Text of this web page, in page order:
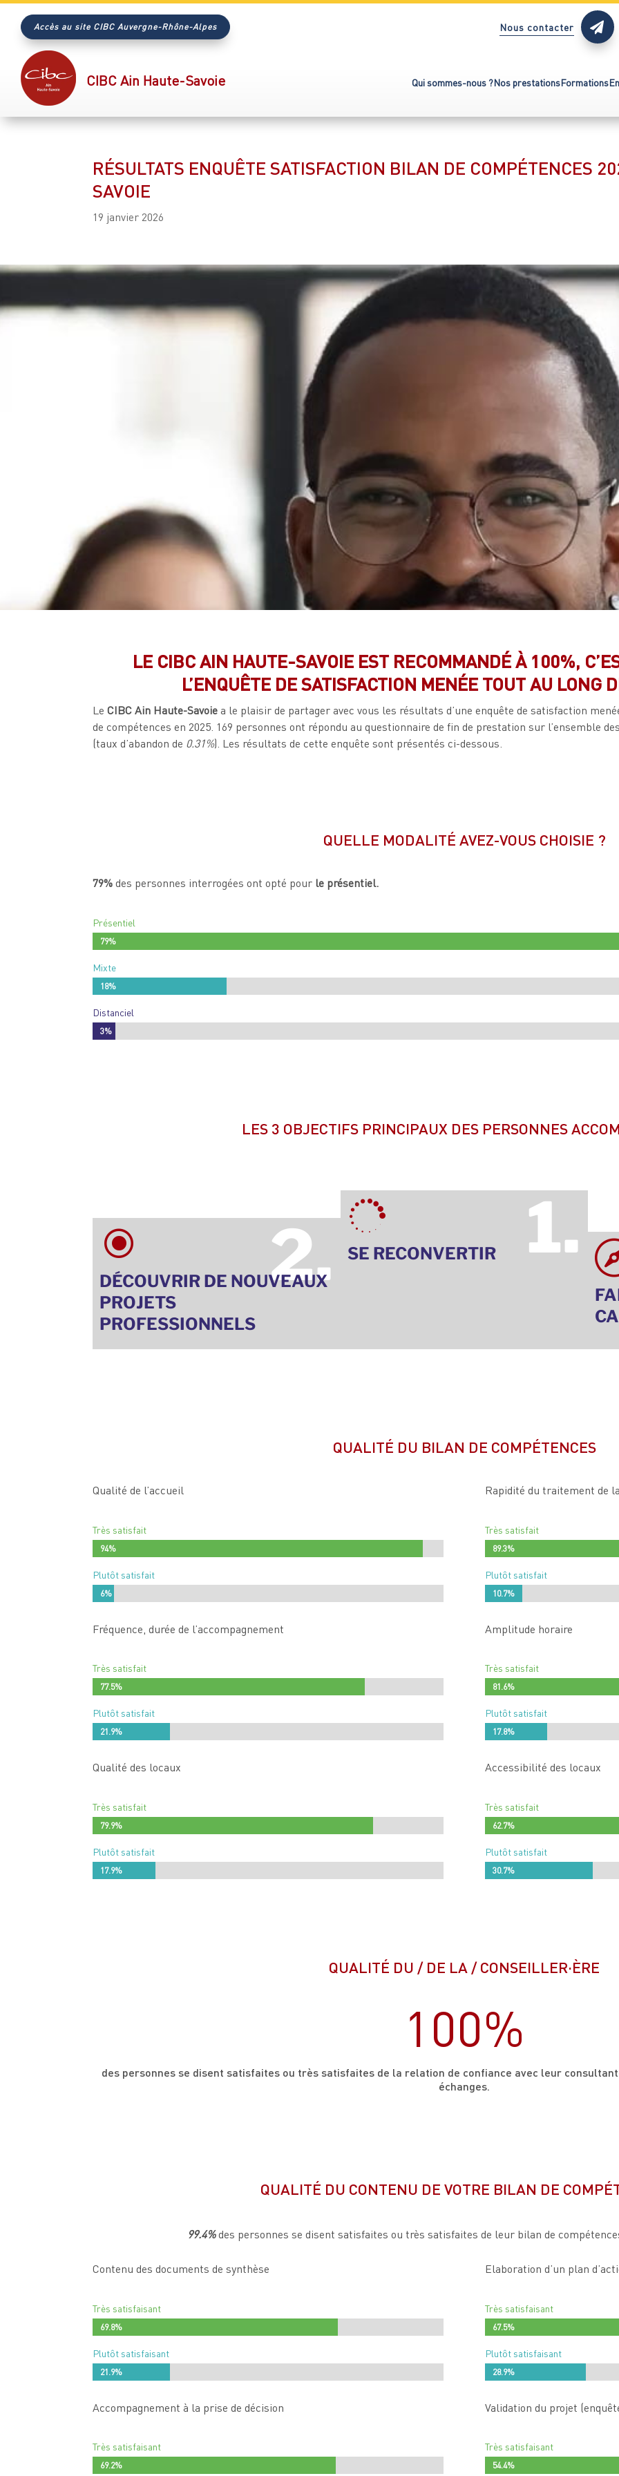
Accès au site CIBC Auvergne-Rhône-Alpes Nous contacter 
CIBC Ain Haute-Savoie Qui sommes-nous ?Nos prestationsFormations
RÉSULTATS ENQUÊTE SATISFACTION BILAN DE COMPÉTENCES
SAVOIE
19 janvier 2026
LE CIBC AIN HAUTE-SAVOIE EST RECOMMANDÉ À 100%,
L’ENQUÊTE DE SATISFACTION MENÉE TOUT AU LONG
LeCIBC Ain Haute-Savoie a le plaisir de partager avec vous les résultats d’une enquête de satisfaction
de compétences en 2025. 169 personnes ont répondu au questionnaire de fin de prestation sur l’ensemble
(taux d’abandon de 0.31%). Les résultats de cette enquête sont présentés ci-dessous.
QUELLE MODALITÉ AVEZ-VOUS CHOISIE ?
79%des personnes interrogées ont opté pour le présentiel.
Présentiel
79%
79%
Mixte
18%
18%
Distanciel
3%
3%
LES 3 OBJECTIFS PRINCIPAUX DES PERSONNES
\
DÉCOUVRIR DE NOUVEAUX
PROJETS
PROFESSIONNELS
2. 
SE RECONVERTIR 1.
QUALITÉ DU BILAN DE COMPÉTENCES
Qualité de l’accueil
Très satisfait
94%
94%
Plutôt satisfait
6%
6%
Rapidité du traitement de
Très satisfait
89.3%
89.3%
Plutôt satisfait
10.7%
10.7%
Fréquence, durée de l’accompagnement
Très satisfait
77.5%
77.5%
Plutôt satisfait
21.9%
21.9%
Amplitude horaire
Très satisfait
81.6%
81.6%
Plutôt satisfait
17.8%
17.8%
Qualité des locaux
Très satisfait
79.9%
79.9%
Plutôt satisfait
17.9%
17.9%
Accessibilité des locaux
Très satisfait
62.7%
62.7%
Plutôt satisfait
30.7%
30.7%
QUALITÉ DU / DE LA / CONSEILLER·ÈRE
100%
des personnes se disent satisfaites ou très satisfaites de la relation de confiance avec leur
échanges.
QUALITÉ DU CONTENU DE VOTRE BILAN DE
99.4%des personnes se disent satisfaites ou très satisfaites de leur bilan de
Contenu des documents de synthèse
Très satisfaisant
69.8%
69.8%
Plutôt satisfaisant
21.9%
21.9%
Elaboration d’un plan
Très satisfaisant
67.5%
67.5%
Plutôt satisfaisant
28.9%
28.9%
Accompagnement à la prise de décision
Très satisfaisant
69.2%
69.2%
Validation du projet
Très satisfaisant
54.4%
54.4%